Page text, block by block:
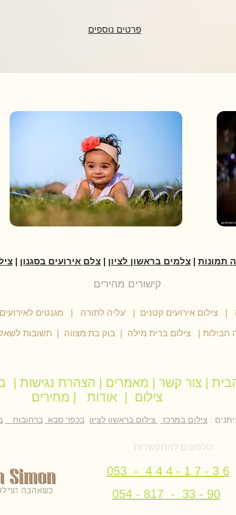
פרטים נוספים
תמונות | צלמים בראשון לציון | צלם אירועים בסגנון |
קישורים מהירים
| צילום אירועים קטנים | עליה לתורה | מגנטים לאירועים
חבילות | צילום ברית מילה | בוק בת מצווה | תשובות
| צור קשר | מאמרים | הצהרת נגישות |
צילום
| אודות | מחירים
: צילום במרכז צילום בראשון לציון בכפר סבא ברחובות
טלפונים להתקשרות
053 - 4 4 4 - 1 7 - 3 6
054 - 817 - 33 - 90